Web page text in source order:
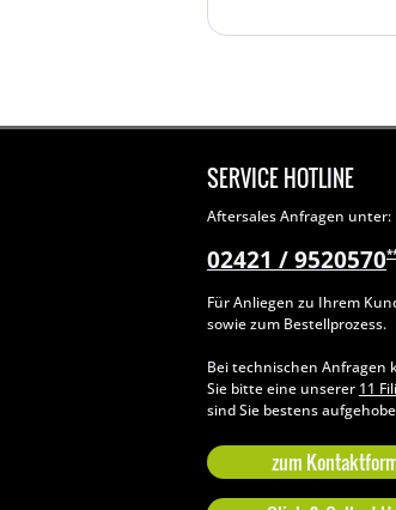
SERVICE HOTLINE
Aftersales Anfragen unter:
02421 / 9520570
Für Anliegen zu Ihrem
sowie zum Bestellprozess.
Bei technischen Anfragen
Sie bitte eine unserer 11
sind Sie bestens
zum